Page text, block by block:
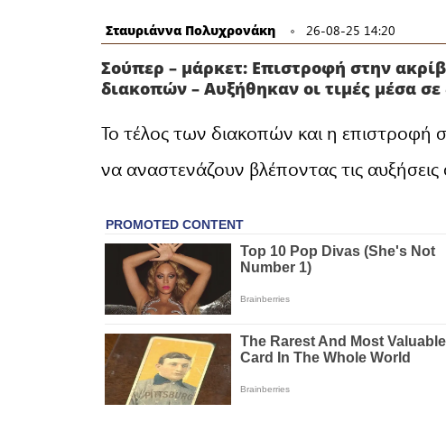
Σταυριάννα Πολυχρονάκη 26-08-25 14:20
Σούπερ – μάρκετ: Επιστροφή στην
διακοπών – Αυξήθηκαν οι τιμές μέσα σε
Το τέλος των διακοπών και η επιστροφή
να αναστενάζουν βλέποντας τις